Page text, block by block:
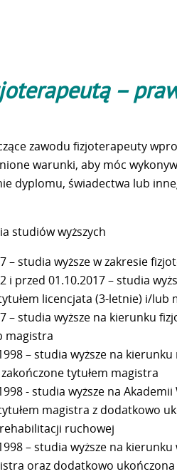
–
zawodu fizjoterapeuty
warunki, aby móc
dyplomu, świadectwa lub
studiów wyższych
– studia wyższe w zakresie
i przed 01.10.2017 – studia
licencjata (3-letnie) i/lub
– studia wyższe na kierunku
magistra
– studia wyższe na
tytułem magistra
- studia wyższe na
magistra z dodatkowo
ruchowej
– studia wyższe na
oraz dodatkowo